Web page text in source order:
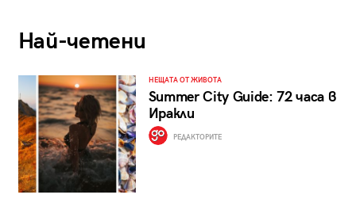
Най-четени
НЕЩАТА ОТ ЖИВОТА
Summer City Guide: 72 часа в
Иракли
РЕДАКТОРИТЕ